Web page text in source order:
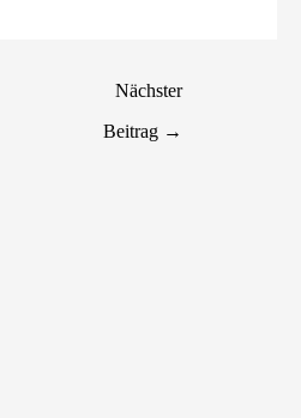
Nächster
Beitrag →